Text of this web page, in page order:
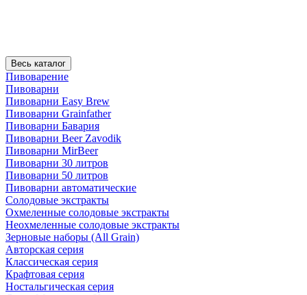
Весь каталог
Пивоварение
Пивоварни
Пивоварни Easy Brew
Пивоварни Grainfather
Пивоварни Бавария
Пивоварни Beer Zavodik
Пивоварни MirBeer
Пивоварни 30 литров
Пивоварни 50 литров
Пивоварни автоматические
Солодовые экстракты
Охмеленные солодовые экстракты
Неохмеленные солодовые экстракты
Зерновые наборы (All Grain)
Авторская серия
Классическая серия
Крафтовая серия
Ностальгическая серия